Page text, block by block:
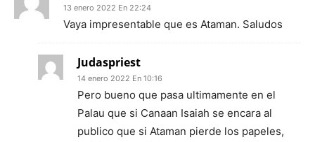
13 enero 2022 En 22:24
Vaya impresentable que es Ataman. Saludos
Judaspriest
14 enero 2022 En 10:16
Pero bueno que pasa ultimamente en el
Palau que si Canaan Isaiah se encara al
publico que si Ataman pierde los papeles,